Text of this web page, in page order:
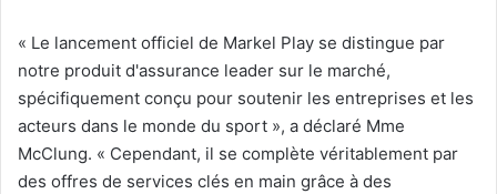
« Le lancement officiel de Markel Play se distingue par
notre produit d'assurance leader sur le marché,
spécifiquement conçu pour soutenir les entreprises et les
acteurs dans le monde du sport », a déclaré Mme
McClung. « Cependant, il se complète véritablement par
des offres de services clés en main grâce à des